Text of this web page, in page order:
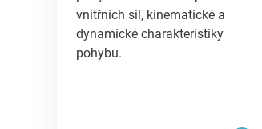
vnitřních sil, kinematické a
dynamické charakteristiky
pohybu.